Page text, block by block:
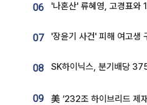
06
07
08
09